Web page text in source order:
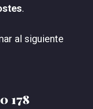
.
al siguiente
178